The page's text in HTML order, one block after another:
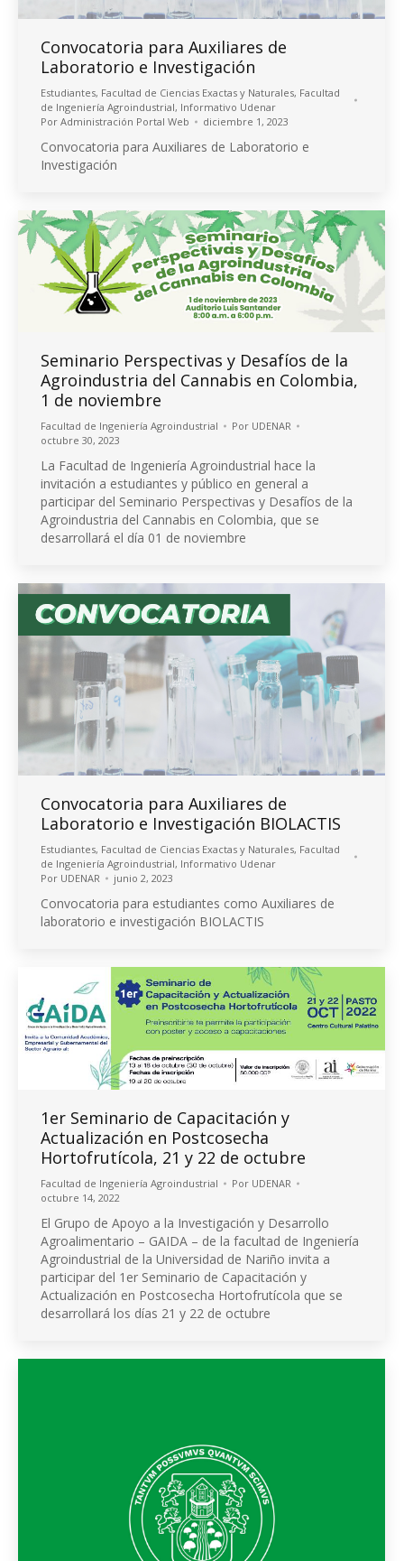
Convocatoria para Auxiliares de
Laboratorio e Investigación
Estudiantes, Facultad de Ciencias Exactas y Naturales, Facultad
de Ingeniería Agroindustrial, Informativo Udenar
Por Administración Portal Web diciembre 1, 2023
Convocatoria para Auxiliares de Laboratorio e
Investigación
Seminario Perspectivas y Desafíos de la
Agroindustria del Cannabis en Colombia,
1 de noviembre
Facultad de Ingeniería Agroindustrial Por UDENAR
octubre 30, 2023
La Facultad de Ingeniería Agroindustrial hace la
invitación a estudiantes y público en general a
participar del Seminario Perspectivas y Desafíos de la
Agroindustria del Cannabis en Colombia, que se
desarrollará el día 01 de noviembre
Convocatoria para Auxiliares de
Laboratorio e Investigación BIOLACTIS
Estudiantes, Facultad de Ciencias Exactas y Naturales, Facultad
de Ingeniería Agroindustrial, Informativo Udenar
Por UDENAR junio 2, 2023
Convocatoria para estudiantes como Auxiliares de
laboratorio e investigación BIOLACTIS
1er Seminario de Capacitación y
Actualización en Postcosecha
Hortofrutícola, 21 y 22 de octubre
Facultad de Ingeniería Agroindustrial Por UDENAR
octubre 14, 2022
El Grupo de Apoyo a la Investigación y Desarrollo
Agroalimentario – GAIDA – de la facultad de Ingeniería
Agroindustrial de la Universidad de Nariño invita a
participar del 1er Seminario de Capacitación y
Actualización en Postcosecha Hortofrutícola que se
desarrollará los días 21 y 22 de octubre